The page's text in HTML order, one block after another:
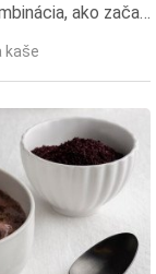
ako začať
kaše